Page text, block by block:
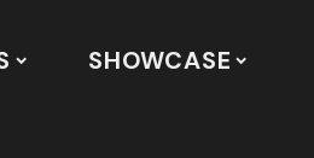
SHOWCASE